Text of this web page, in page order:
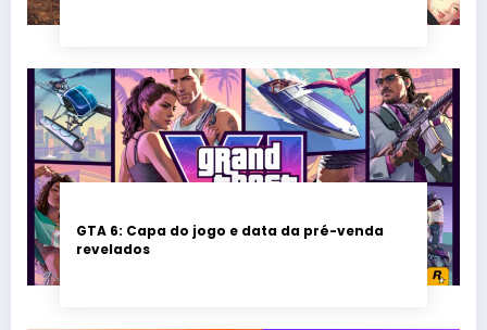
GTA 6: Capa do jogo e data da pré-venda
revelados